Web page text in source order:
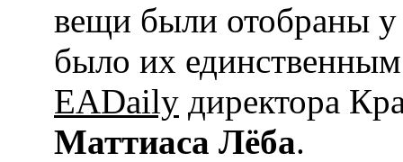
вещи были отобраны у
было их
EADaily директора
Маттиаса Лёба.